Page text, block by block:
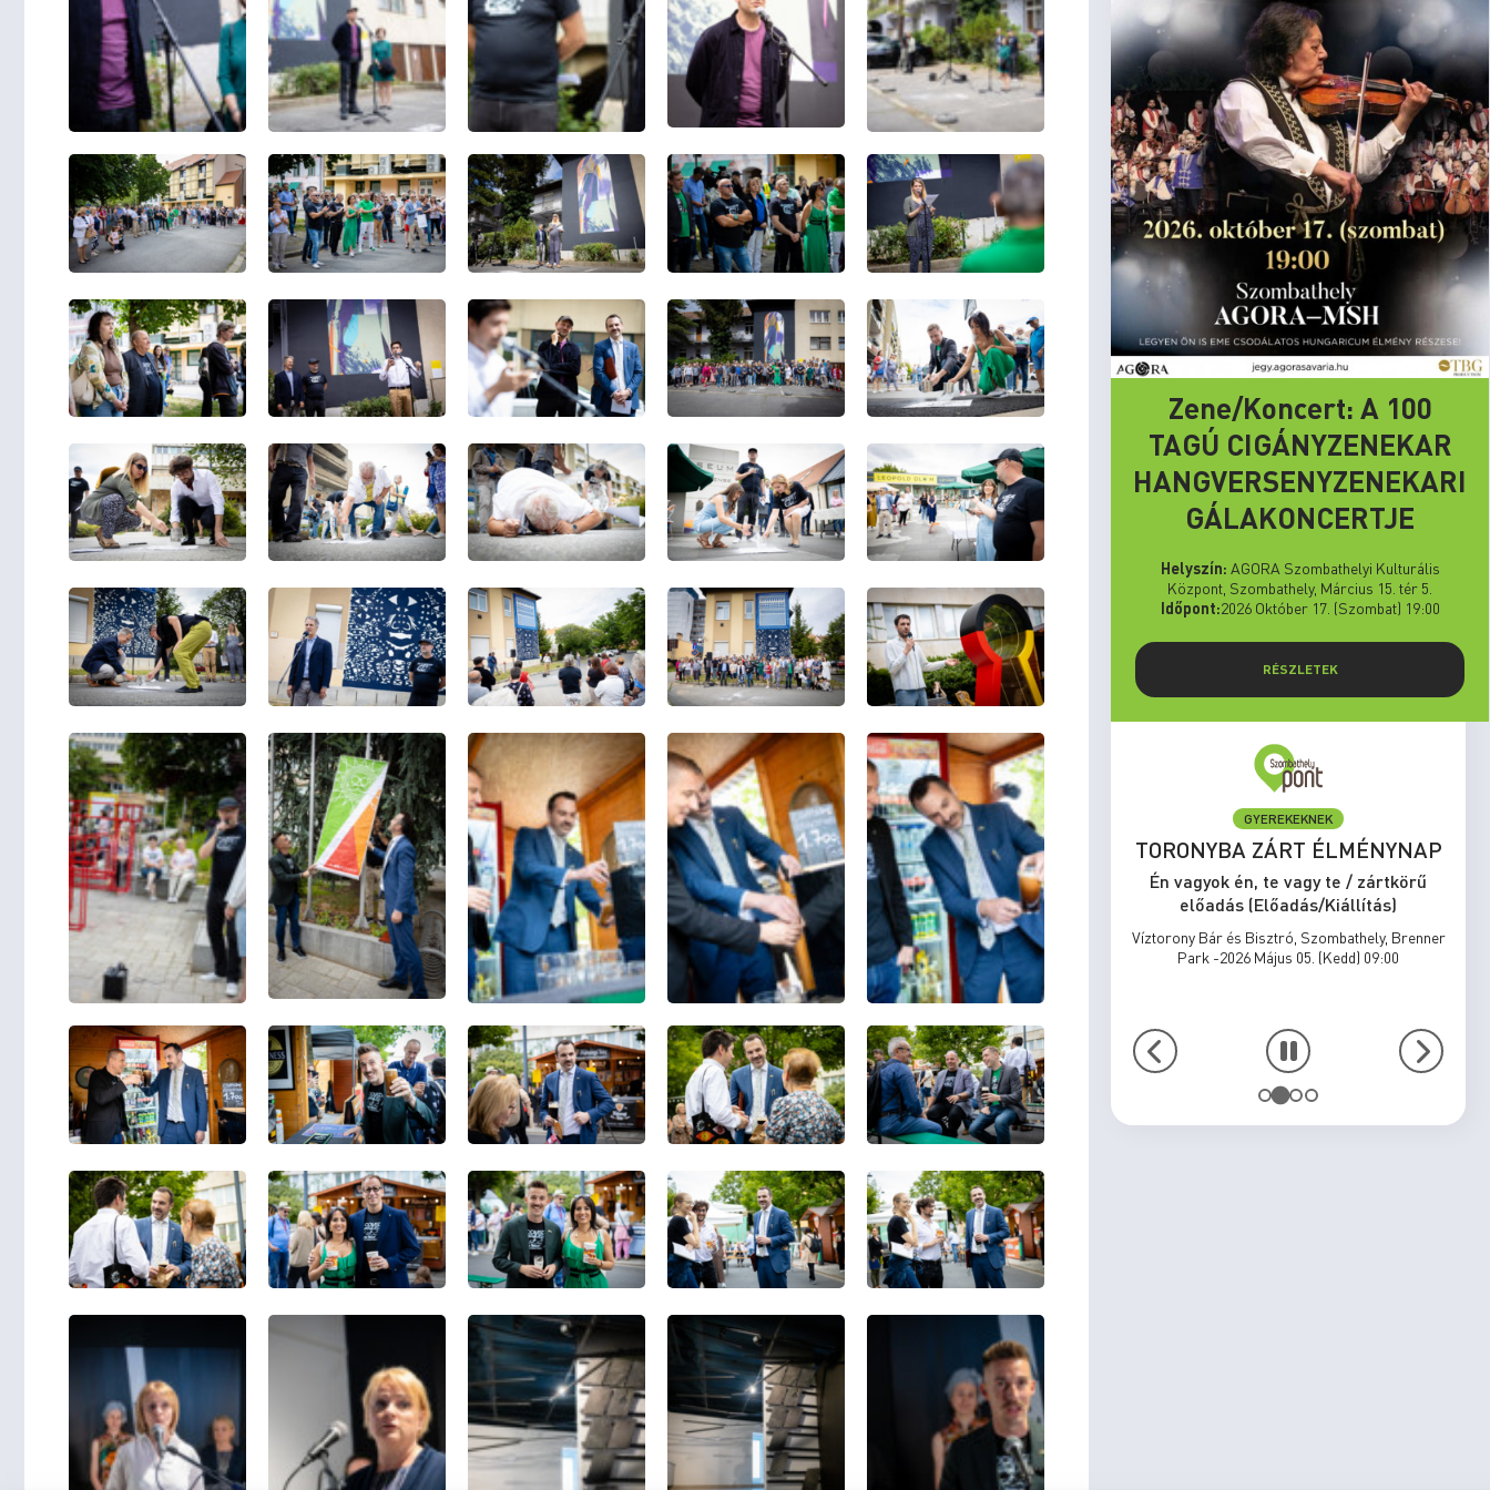
Zene/Koncert: A 100
TAGÚ CIGÁNYZENEKAR
HANGVERSENYZENEKARI
GÁLAKONCERTJE
Helyszín: AGORA Szombathelyi Kulturális
Központ, Szombathely, Március 15. tér 5.
Időpont:2026 Október 17. (Szombat) 19:00
RÉSZLETEK
ELŐADÁS/KIÁLLÍTÁS
MEGÁLLNI TILOS,
KÖTELEZŐ
vagyok én, te vagy te / zártkörű
előadás (Előadás/Kiállítás)
Bár és Bisztró, Szombathely, Brenner
Park -2026 Május 31. (Vasárnap) 15:00
ELŐADÁS/KIÁLLÍTÁS
MÚZEUMI PROGRAMOK – 2026.
augusztus
Én vagyok én, te vagy te / zártkörű
előadás (Előadás/Kiállítás)
Savaria Múzeum, Szombathely, Kisfaludy Sándor
utca 9. -2026 Augusztus 01. (Szombat) 17:00
ZENE/KONCERT
MOVE - Szombathely Sunset Run
Én vagyok én, te vagy te / zártkörű
előadás (Előadás/Kiállítás)
Szombathely, Fő tér - Rendezvénytér, Szombathely,
-2026 Augusztus 29. (Szombat) 17:00
GYEREKEKNEK
TORONYBA ZÁRT ÉLMÉNYNAP
Én vagyok én, te vagy te / zártkörű
előadás (Előadás/Kiállítás)
Víztorony Bár és Bisztró, Szombathely, Brenner
Park -2026 Május 05. (Kedd) 09:00